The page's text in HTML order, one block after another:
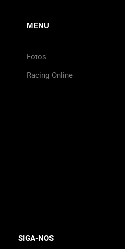
MENU
Fotos
Racing Online
SIGA-NOS